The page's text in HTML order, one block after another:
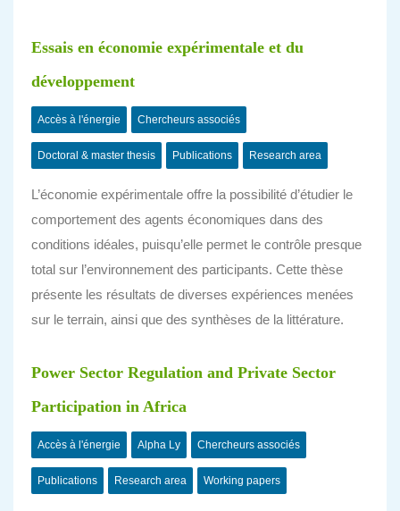
Essais en économie expérimentale et du
développement
Accès à l'énergie Chercheurs associés
Doctoral & master thesis Publications Research area
L’économie expérimentale offre la possibilité d’étudier le
comportement des agents économiques dans des
conditions idéales, puisqu’elle permet le contrôle presque
total sur l’environnement des participants. Cette thèse
présente les résultats de diverses expériences menées
sur le terrain, ainsi que des synthèses de la littérature.
Power Sector Regulation and Private Sector
Participation in Africa
Accès à l'énergie Alpha Ly Chercheurs associés
Publications Research area Working papers